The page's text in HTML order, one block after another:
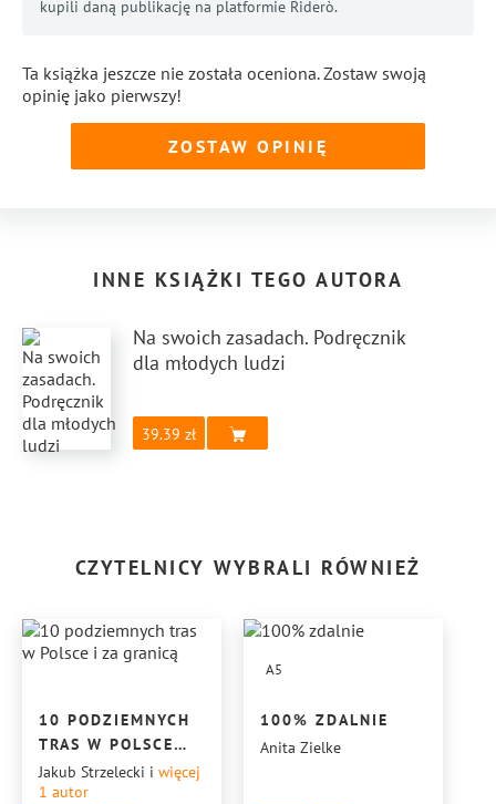
kupili daną publikację na platformie Riderò.
Ta książka jeszcze nie została oceniona. Zostaw swoją
opinię jako pierwszy!
ZOSTAW OPINIĘ
INNE KSIĄŻKI TEGO AUTORA
Na swoich zasadach. Podręcznik
dla młodych ludzi
39.39
CZYTELNICY WYBRALI RÓWNIEŻ
10 PODZIEMNYCH
TRAS W POLSCE
I ZA GRANICĄ
Jakub Strzelecki i więcej
1 autor
A5
100% ZDALNIE
Anita Zielke